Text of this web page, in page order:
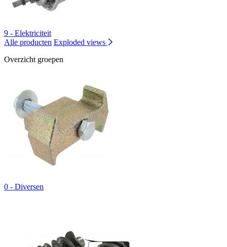
9 - Elektriciteit
Alle producten Exploded views
Overzicht groepen
0 - Diversen